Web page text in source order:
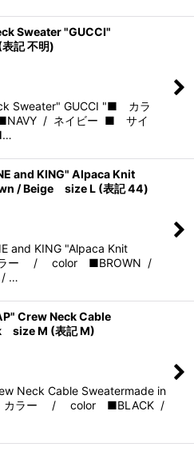
Sweater "GUCCI"
記 不明)
Sweater" GUCCI "■ カラ
/ ネイビー ■ サイ
and KING" Alpaca Knit
/ Beige size L (表記 44)
and KING "Alpaca Knit
ー / color ■BROWN /
/ …
Crew Neck Cable
M (表記 M)
Neck Cable Sweatermade in
カラー / color ■BLACK /